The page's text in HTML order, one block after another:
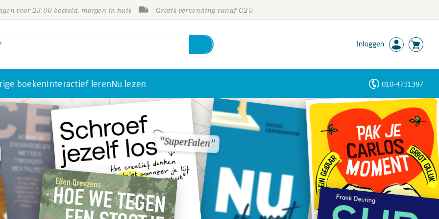
voor 23:00 besteld, morgen in huis Gratis verzending vanaf €20
Inloggen
boekenInteractief lerenNu lezen 010-4731397
"SuperFalen"
"SuperFalen"
Personen
Trefwoorden